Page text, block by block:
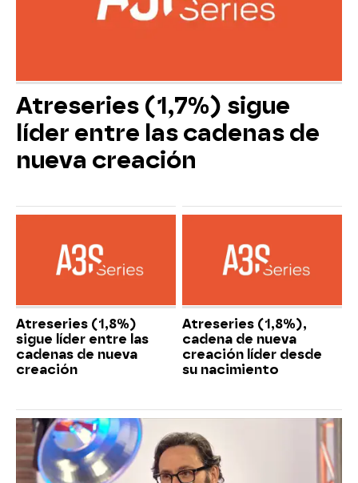
Atreseries (1,7%) sigue
líder entre las cadenas de
nueva creación
Atreseries (1,8%)
sigue líder entre las
cadenas de nueva
creación
Atreseries (1,8%),
cadena de nueva
creación líder desde
su nacimiento